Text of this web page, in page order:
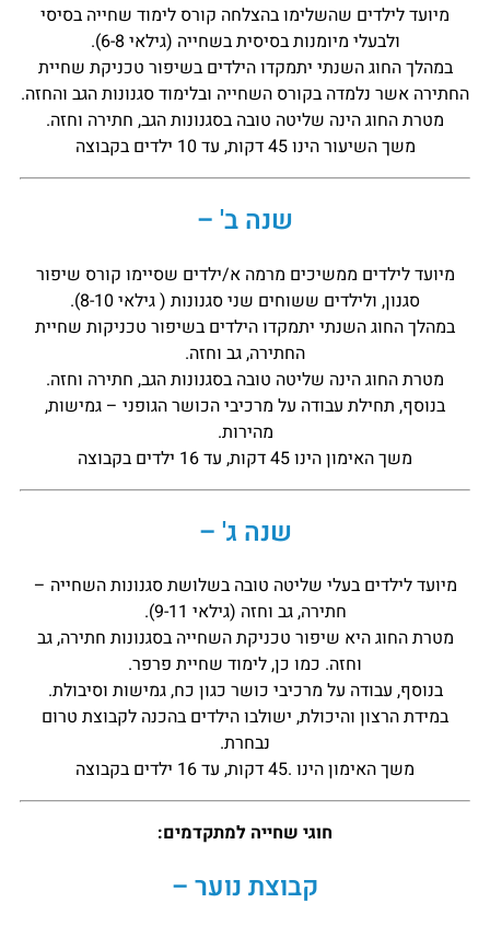
מיועד לילדים שהשלימו בהצלחה קורס לימוד שחייה בסיסי
ולבעלי מיומנות בסיסית בשחייה (גילאי 6-8).
במהלך החוג השנתי יתמקדו הילדים בשיפור טכניקת שחיית
החתירה אשר נלמדה בקורס השחייה ובלימוד סגנונות הגב והחזה.
מטרת החוג הינה שליטה טובה בסגנונות הגב, חתירה וחזה.
משך השיעור הינו 45 דקות, עד 10 ילדים בקבוצה
שנה ב' –
מיועד לילדים ממשיכים מרמה א/ילדים שסיימו קורס שיפור
סגנון, ולילדים ששוחים שני סגנונות ( גילאי 8-10).
במהלך החוג השנתי יתמקדו הילדים בשיפור טכניקות שחיית
החתירה, גב וחזה.
מטרת החוג הינה שליטה טובה בסגנונות הגב, חתירה וחזה.
בנוסף, תחילת עבודה על מרכיבי הכושר הגופני – גמישות,
מהירות.
משך האימון הינו 45 דקות, עד 16 ילדים בקבוצה
שנה ג' –
מיועד לילדים בעלי שליטה טובה בשלושת סגנונות השחייה –
חתירה, גב וחזה (גילאי 9-11).
מטרת החוג היא שיפור טכניקת השחייה בסגנונות חתירה, גב
וחזה. כמו כן, לימוד שחיית פרפר.
בנוסף, עבודה על מרכיבי כושר כגון כח, גמישות וסיבולת.
במידת הרצון והיכולת, ישולבו הילדים בהכנה לקבוצת טרום
נבחרת.
משך האימון הינו .45 דקות, עד 16 ילדים בקבוצה
חוגי שחייה למתקדמים:
קבוצת נוער –